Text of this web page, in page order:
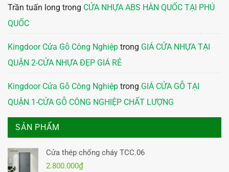
Trần tuấn long trong CỬA NHỰA ABS HÀN QUỐC TẠI PHÚ
QUỐC
Kingdoor Cửa Gỗ Công Nghiệp trong GIÁ CỬA NHỰA TẠI
QUẬN 2-CỬA NHỰA ĐẸP GIÁ RẺ
Kingdoor Cửa Gỗ Công Nghiệp trong GIÁ CỬA GỖ TẠI
QUẬN 1-CỬA GỖ CÔNG NGHIỆP CHẤT LƯỢNG
SẢN PHẨM
Cửa thép chống cháy TCC.06
2.800.000₫